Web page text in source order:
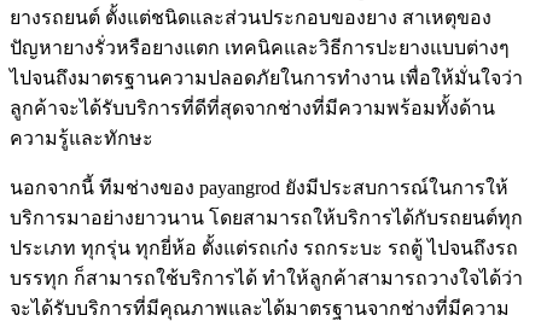
ยางรถยนต์ ตั้งแต่ชนิดและส่วนประกอบของยาง สาเหตุของ
ปัญหายางรั่วหรือยางแตก เทคนิคและวิธีการปะยางแบบต่างๆ
ไปจนถึงมาตรฐานความปลอดภัยในการทำงาน เพื่อให้มั่นใจว่า
ลูกค้าจะได้รับบริการที่ดีที่สุดจากช่างที่มีความพร้อมทั้งด้าน
ความรู้และทักษะ
นอกจากนี้ ทีมช่างของ payangrod ยังมีประสบการณ์ในการให้
บริการมาอย่างยาวนาน โดยสามารถให้บริการได้กับรถยนต์ทุก
ประเภท ทุกรุ่น ทุกยี่ห้อ ตั้งแต่รถเก๋ง รถกระบะ รถตู้ ไปจนถึงรถ
บรรทุก ก็สามารถใช้บริการได้ ทำให้ลูกค้าสามารถวางใจได้ว่า
จะได้รับบริการที่มีคุณภาพและได้มาตรฐานจากช่างที่มีความ